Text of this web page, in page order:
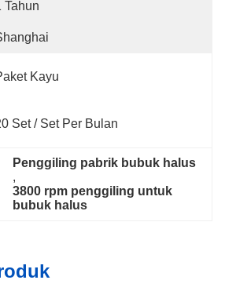
Tahun
Kayu
Set / Set Per Bulan
Penggiling pabrik bubuk halus
,
3800 rpm penggiling untuk
bubuk halus